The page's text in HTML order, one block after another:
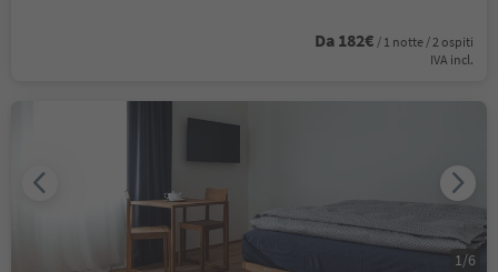
Da 182€ / 1 notte / 2 ospiti
IVA incl.
1/6